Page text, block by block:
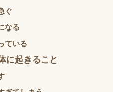
ぐ
なる
ている
に起きること